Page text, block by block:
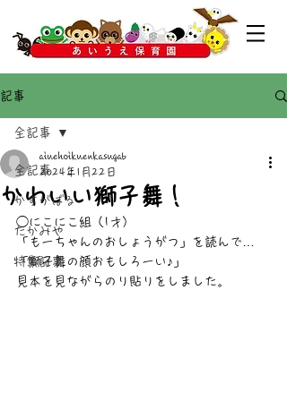
記事
全記事
かすがばる
たかみや
特集記事
全記事
かわいい獅子舞！
aiuehoikuenkasugab
2024年1月22日
◯にこにこ組（1才）
「もーちゃんのおしょうがつ」を読んで…
「獅子舞の顔おもしろーい♪」
見本を見ながらのり貼りをしました。